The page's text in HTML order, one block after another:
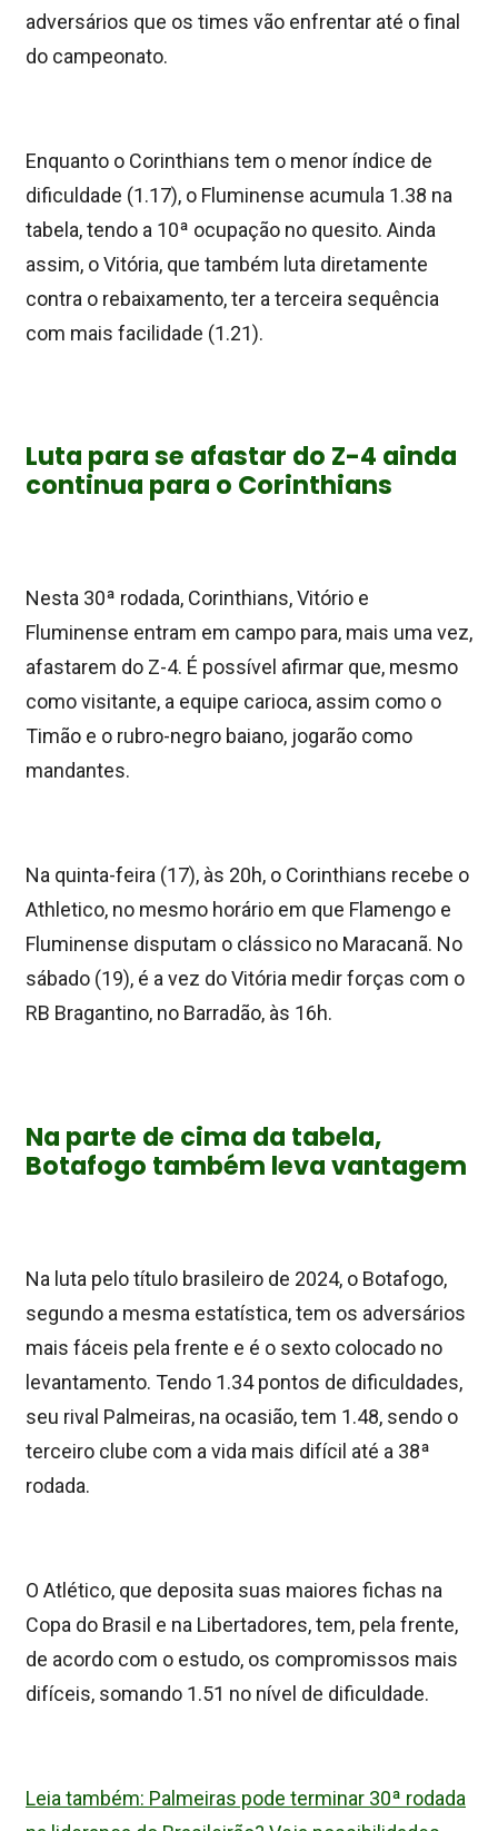
adversários que os times vão enfrentar até o final
do campeonato.
Enquanto o Corinthians tem o menor índice de
dificuldade (1.17), o Fluminense acumula 1.38 na
tabela, tendo a 10ª ocupação no quesito. Ainda
assim, o Vitória, que também luta diretamente
contra o rebaixamento, ter a terceira sequência
com mais facilidade (1.21).
Luta para se afastar do Z-4 ainda
continua para o Corinthians
Nesta 30ª rodada, Corinthians, Vitório e
Fluminense entram em campo para, mais uma vez,
afastarem do Z-4. É possível afirmar que, mesmo
como visitante, a equipe carioca, assim como o
Timão e o rubro-negro baiano, jogarão como
mandantes.
Na quinta-feira (17), às 20h, o Corinthians recebe o
Athletico, no mesmo horário em que Flamengo e
Fluminense disputam o clássico no Maracanã. No
sábado (19), é a vez do Vitória medir forças com o
RB Bragantino, no Barradão, às 16h.
Na parte de cima da tabela,
Botafogo também leva vantagem
Na luta pelo título brasileiro de 2024, o Botafogo,
segundo a mesma estatística, tem os adversários
mais fáceis pela frente e é o sexto colocado no
levantamento. Tendo 1.34 pontos de dificuldades,
seu rival Palmeiras, na ocasião, tem 1.48, sendo o
terceiro clube com a vida mais difícil até a 38ª
rodada.
O Atlético, que deposita suas maiores fichas na
Copa do Brasil e na Libertadores, tem, pela frente,
de acordo com o estudo, os compromissos mais
difíceis, somando 1.51 no nível de dificuldade.
Leia também: Palmeiras pode terminar 30ª rodada